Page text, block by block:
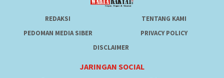
REDAKSI
TENTANG KAMI
PEDOMAN MEDIA SIBER
PRIVACY POLICY
DISCLAIMER
JARINGAN SOCIAL